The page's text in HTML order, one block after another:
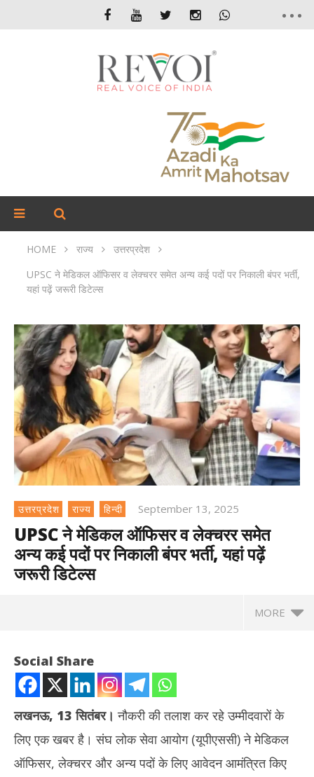
HOME राज्य
उत्तरप्रदेश
UPSC ने मेडिकल ऑफिसर व लेक्चरर समेत अन्य कई पदों पर निकाली बंपर भर्ती,
यहां पढ़ें जरूरी डिटेल्स
उत्तरप्रदेश राज्य हिन्दी September 13, 2025
UPSC ने मेडिकल ऑफिसर व लेक्चरर समेत
अन्य कई पदों पर निकाली बंपर भर्ती, यहां पढ़ें
जरूरी डिटेल्स
MORE
Social Share
लखनऊ, 13 सितंबर। नौकरी की तलाश कर रहे उम्मीदवारों के
लिए एक खबर है। संघ लोक सेवा आयोग (यूपीएससी) ने मेडिकल
ऑफिसर, लेक्चरर और अन्य पदों के लिए आवेदन आमंत्रित किए